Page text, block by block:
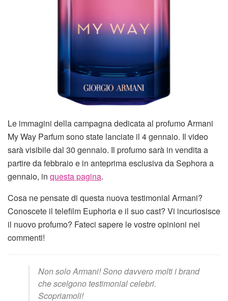
Le immagini della campagna dedicata al profumo Armani
My Way Parfum sono state lanciate il 4 gennaio. Il video
sarà visibile dal 30 gennaio. Il profumo sarà in vendita a
partire da febbraio e in anteprima esclusiva da Sephora a
gennaio, in questa pagina.
Cosa ne pensate di questa nuova testimonial Armani?
Conoscete il telefilm Euphoria e il suo cast? Vi incuriosisce
il nuovo profumo? Fateci sapere le vostre opinioni nei
commenti!
Non solo Armani! Sono davvero molti i brand
che scelgono testimonial celebri.
Scopriamoli!